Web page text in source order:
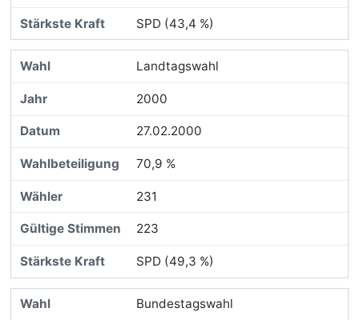
SPD (43,4 %)
Landtagswahl
2000
27.02.2000
70,9 %
231
223
SPD (49,3 %)
Bundestagswahl